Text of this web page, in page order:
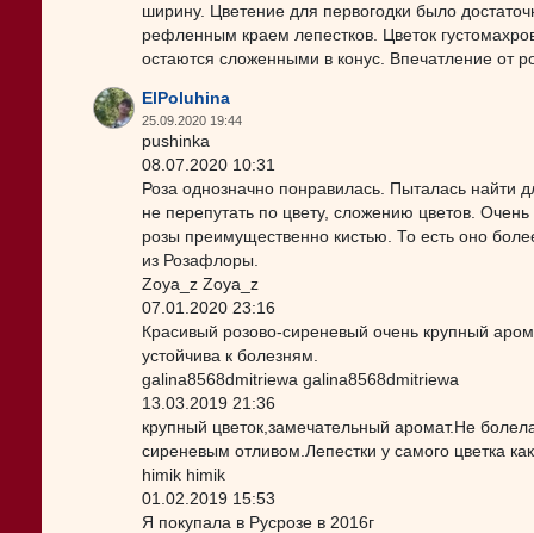
ширину. Цветение для первогодки было
рефленным краем лепестков. Цветок
остаются сложенными в конус. Впечатление от
ElPoluhina
25.09.2020 19:44
pushinka
08.07.2020 10:31
Роза однозначно понравилась. Пыталась найти
не перепутать по цвету, сложению цветов.
розы преимущественно кистью. То есть оно
из Розафлоры.
Zoya_z Zoya_z
07.01.2020 23:16
Красивый розово-сиреневый очень крупный
устойчива к болезням.
galina8568dmitriewa galina8568dmitriewa
13.03.2019 21:36
крупный цветок,замечательный аромат.Не
сиреневым отливом.Лепестки у самого цветка
himik himik
01.02.2019 15:53
Я покупала в Русрозе в 2016г